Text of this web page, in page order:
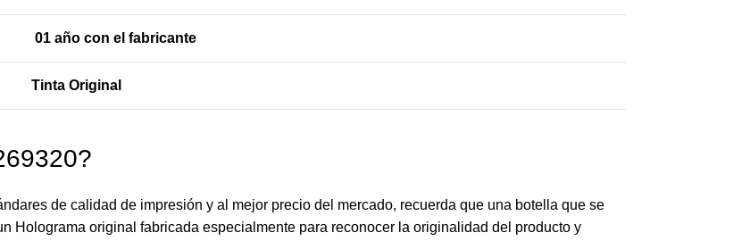
01 año con el fabricante
Tinta Original
de calidad de impresión y al mejor precio del mercado, recuerda que una botella que se
Holograma original fabricada especialmente para reconocer la originalidad del producto y